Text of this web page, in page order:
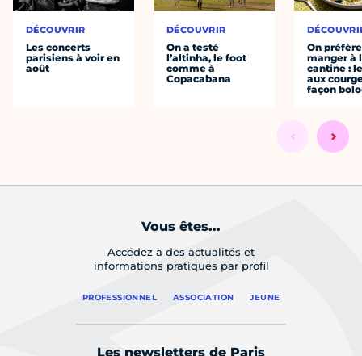
DÉCOUVRIR
Les concerts
parisiens à voir en
août
DÉCOUVRIR
On a testé
l’altinha, le foot
comme à
Copacabana
On préfère
manger à
cantine :
aux
façon
Vous êtes...
Accédez à des actualités et
informations pratiques par profil
PROFESSIONNEL ASSOCIATION JEUNE
Les newsletters de Paris